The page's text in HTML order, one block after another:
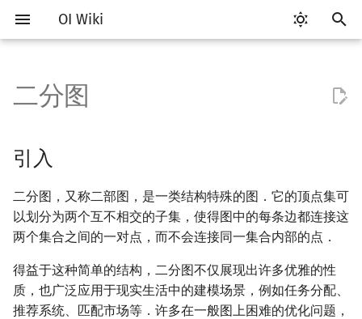
OI Wiki
始
搜
索
Getting Started
关于本项目
如何参与
OI Wiki 不是什么
格式手册
数学符号表
比赛相关简介
赛事
题型
学习路线
学习资源
技巧
常见错误
常见技巧
工具软件简介
代码编辑工具
VS Code
Atom
Eclipse
Notepad++
评测工具 Cena
CCR Plus
Lemon
命令行
命令行编译与调试
编译器
Generator
Validator
Interactor
Checker
语言基础简介
C++ 基础
变量
运算
流程控制语句
高级数据类型
C++ 标准库 STL 算法
bitset
string
pair
C++ 进阶
值类别
重载运算符
引用
常量
C++ 与其他常用语言的区别
Pascal 转 C++ 急救
算法基础简介
复杂度
枚举
模拟
递归 & 分治
贪心
冒泡排序
插入排序
计数排序
基数排序
搜索部分简介
DFS（搜索）
BFS（搜索）
双向搜索
启发式搜索
A*
动态规划部分简介
动态规划基础
记忆化搜索
背包 DP
区间 DP
DAG 上的 DP
斜率优化
四边形不等式优化
Slope Trick 优化
WQS 二分
字符串部分简介
字符串基础
标准库
字符串匹配
字符串哈希
字典树 (Trie)
数学部分简介
布尔代数
数字系统 平衡三进制
格雷码
位操作
二进制集合操作
高精度计算
素数
最大公约数
欧拉函数
筛法
快速傅里叶变换
快速数论变换
快速沃尔什变换
Chirp Z 变换
容斥原理
斐波那契数列
错位排列
卡特兰数
内积和外积
矩阵
初等变换
行列式
环论
域论
Schreier–Sims 算法
随机变量
随机变量的数字特征
概率不等式
零和游戏
非公平组合游戏
高斯消元
牛顿迭代法
数据结构部分简介
栈
队列
链表
哈希表
并查集
配对堆
左偏树
块状链表
树分块
Sqrt Tree
李超线段树
猫树
区间最值操作 & 区间历史
值
Splay 树
WBLT
替罪羊树
笛卡尔树
可持久化块状数组
可持久化平衡树
可持久化字典树
可持久化可并堆
线段树套平衡树
树状数组套权值线段树
分块套树状数组
Euler Tour Tree
Top Tree
树基础
树的直径
树的中心
树的重心
最近公共祖先
树链剖分
最短路
差分约束
k 短路
同余最短路
最小生成树
最小树形图
最小直径生成树
强连通分量
双连通分量
割点和桥
圆方树
点/边连通度
引入
定义
刻画
判定
应用
网络流简介
最大流
最小割
费用流
上下界网络流
Stoer–Wagner 算法
图匹配
二分图最大匹配
二分图最大权匹配
一般图最大匹配
一般图最大权匹配
稳定匹配
计算几何部分简介
二维计算几何基础
三维计算几何基础
距离
Pick 定理
三角剖分
杂项简介
离散化
双指针
离线算法
整体二分
莫队算法
分数规划
随机化
爬山算法
模拟退火
RMQ
并查集应用
括号序列
线段树与离线询问
二分图
引入
二分图，又称二部图，是一类结构特殊的图．它的顶点集可
以划分为两个互不相交的子集，使得图中的每条边都连接这
两个集合之间的一对点，而不会连接同一集合内部的点．
得益于这种简单的结构，二分图不仅展现出许多优雅的性
质，也广泛应用于现实生活中的建模场景，例如任务分配、
推荐系统、匹配市场等．许多在一般图上困难的优化问题，